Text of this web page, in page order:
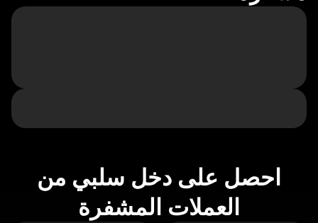
احصل على دخل سلبي من
العملات المشفرة